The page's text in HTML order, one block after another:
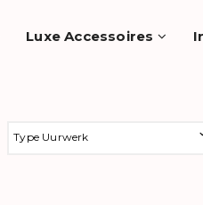
Luxe Accessoires
Type Uurwerk